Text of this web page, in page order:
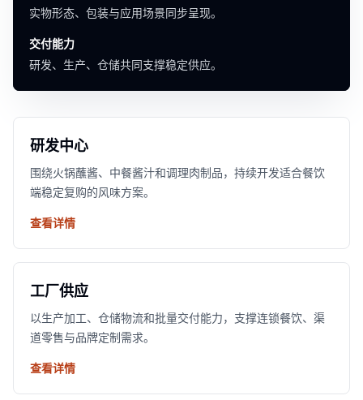
实物形态、包装与应用场景同步呈现。
交付能力
研发、生产、仓储共同支撑稳定供应。
研发中心
围绕火锅蘸酱、中餐酱汁和调理肉制品，持续开发适合餐饮
端稳定复购的风味方案。
查看详情
工厂供应
以生产加工、仓储物流和批量交付能力，支撑连锁餐饮、渠
道零售与品牌定制需求。
查看详情